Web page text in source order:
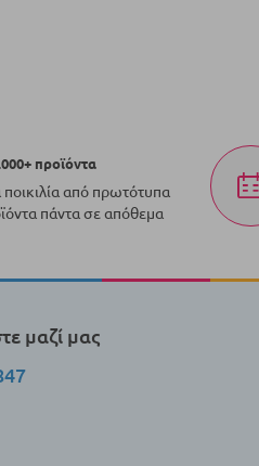
προϊόντα
ποικιλία από πρωτότυπα
πάντα σε απόθεμα
μαζί μας